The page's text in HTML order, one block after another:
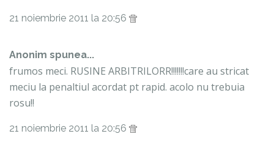
21 noiembrie 2011 la 20:56
Anonim spunea...
frumos meci. RUSINE ARBITRILORR!!!!!!!care au stricat
meciu la penaltiul acordat pt rapid. acolo nu trebuia
rosu!!
21 noiembrie 2011 la 20:56